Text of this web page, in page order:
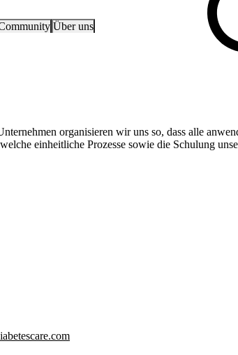
Über uns
organisieren wir uns so, dass alle
einheitliche Prozesse sowie die Schulung